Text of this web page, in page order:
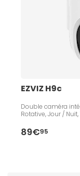
EZVIZ H9c
Double caméra
Rotative, Jour /
89€95